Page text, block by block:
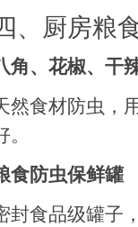
、厨房粮
角、花椒、干
然食材防虫，
。
食防虫保鲜罐
封食品级罐子